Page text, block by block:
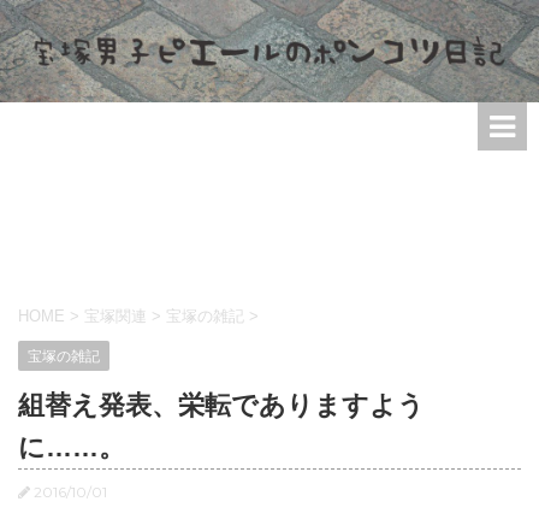
HOME > 宝塚関連 > 宝塚の雑記 >
宝塚の雑記
組替え発表、栄転でありますよう
に……。
2016/10/01